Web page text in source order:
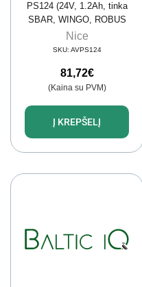
PS124 (24V, 1.2Ah, tinka
SBAR, WINGO, ROBUS
pavaroms)
Nice
SKU: AVPS124
81,72€
(Kaina su PVM)
Į KREPŠELĮ